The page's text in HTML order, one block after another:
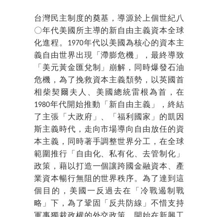
台灣民主制度的奠基，導源於上個世紀八
〇年代美國所主導的新自由主義資本全球
化進程。1970年代以美國為核心的資本主
義自由世界出現「滯膨危機」，最終導致
「美元黃金匯兌制」崩解，同時爆發石油
危機，為了挽救資本主義頹勢，以英國首
相柴契爾夫人、美國總統雷根為首，在
1980年代開始推動「新自由主義」，終結
了主張「大政府」、「福利國家」的凱因
斯主義時代，走向市場導向自由放任的資
本主義，同時著手調整世界分工，在全球
範圍推行「自由化、私有化、去管制化」
政策，藉以打造一個讓跨國金融資本、產
業資本暢行無阻的世界秩序。為了達到這
個目的，美國一反過去在「冷戰遏制戰
略」下，為了鞏固「反共防線」不惜支持